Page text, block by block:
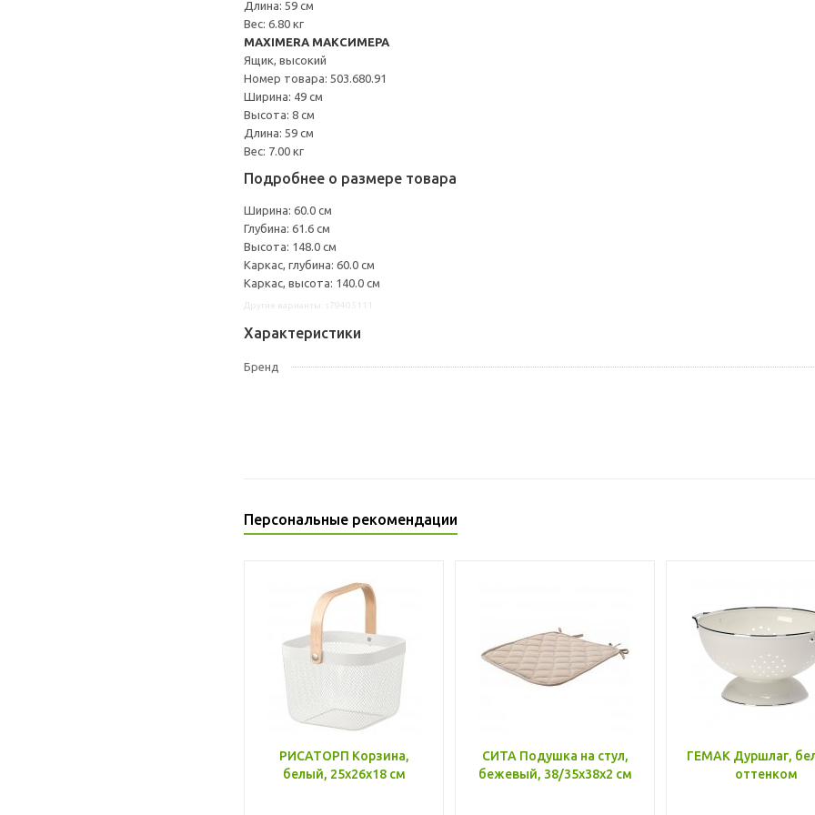
Длина: 59 см
Вес: 6.80 кг
MAXIMERA МАКСИМЕРА
Ящик, высокий
Номер товара: 503.680.91
Ширина: 49 см
Высота: 8 см
Длина: 59 см
Вес: 7.00 кг
Подробнее о размере товара
Ширина: 60.0 см
Глубина: 61.6 см
Высота: 148.0 см
Каркас, глубина: 60.0 см
Каркас, высота: 140.0 см
Характеристики
Бренд
Персональные рекомендации
РИСАТОРП Корзина,
белый, 25x26x18 см
СИТА Подушка на стул,
бежевый, 38/35x38x2 см
ГЕМАК Дуршлаг,
оттенком